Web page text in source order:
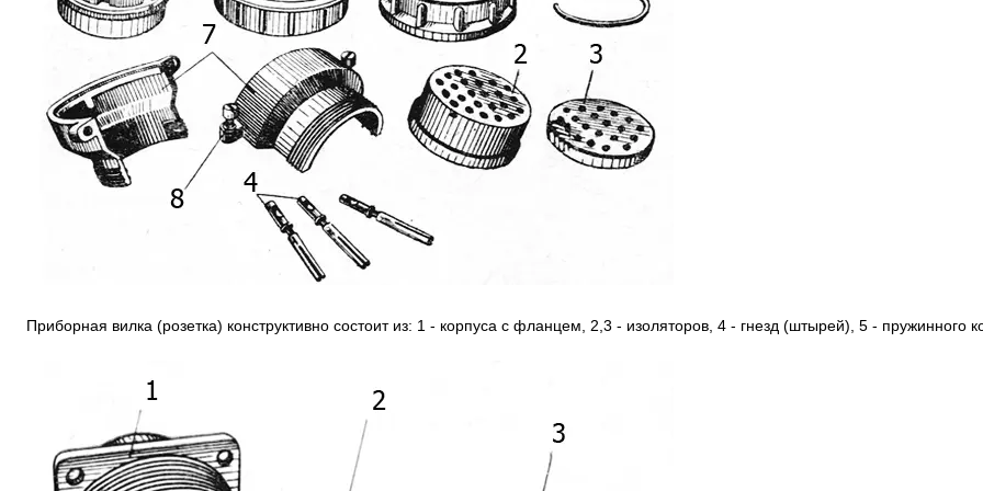
Приборная вилка (розетка) конструктивно состоит из: 1 - корпуса c фланцем, 2,3 - изоляторов, 4 - гнезд (штырей), 5 - пружинного